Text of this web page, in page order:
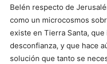
Belén respecto de
como un microcosmos
existe en Tierra Santa,
desconfianza, y que hace
solución que tanto se